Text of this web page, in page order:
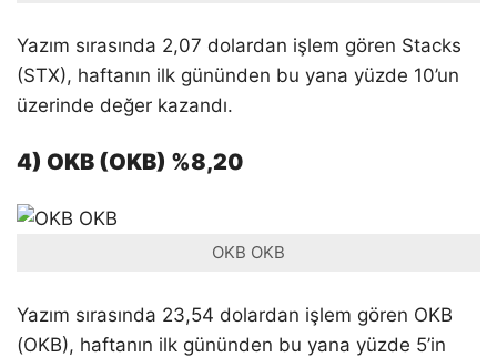
Yazım sırasında 2,07 dolardan işlem gören Stacks
(STX), haftanın ilk gününden bu yana yüzde 10’un
üzerinde değer kazandı.
4) OKB (OKB) %8,20
OKB OKB
Yazım sırasında 23,54 dolardan işlem gören OKB
(OKB), haftanın ilk gününden bu yana yüzde 5’in